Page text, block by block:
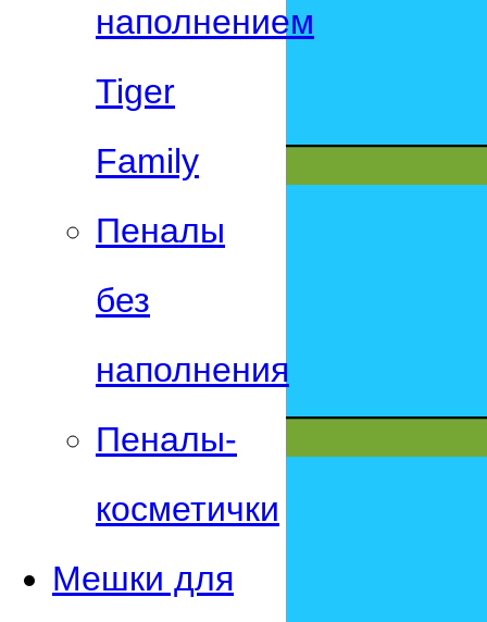
наполнением
Tiger
Family
Пеналы
без
наполнения
Пеналы-
косметички
Мешки для